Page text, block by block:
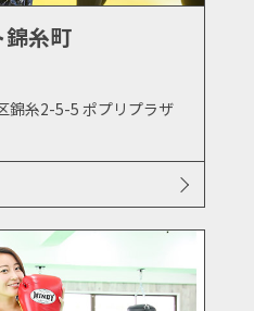
錦糸町
錦糸2-5-5 ポプリプラザ